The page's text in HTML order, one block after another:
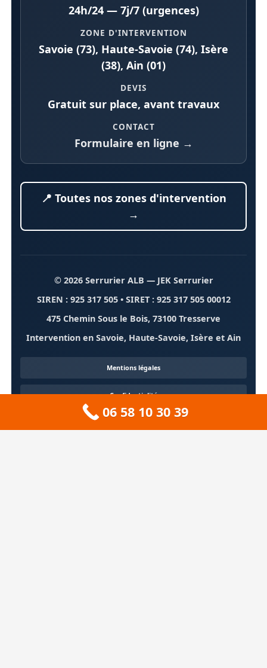
24h/24 — 7j/7 (urgences)
ZONE D'INTERVENTION
Savoie (73), Haute-Savoie (74), Isère
(38), Ain (01)
DEVIS
Gratuit sur place, avant travaux
CONTACT
Formulaire en ligne →
📍 Toutes nos zones d'intervention
→
© 2026 Serrurier ALB — JEK Serrurier
SIREN : 925 317 505 • SIRET : 925 317 505 00012
475 Chemin Sous le Bois, 73100 Tresserve
Intervention en Savoie, Haute-Savoie, Isère et Ain
Mentions légales
Confidentialité
06 58 10 30 39